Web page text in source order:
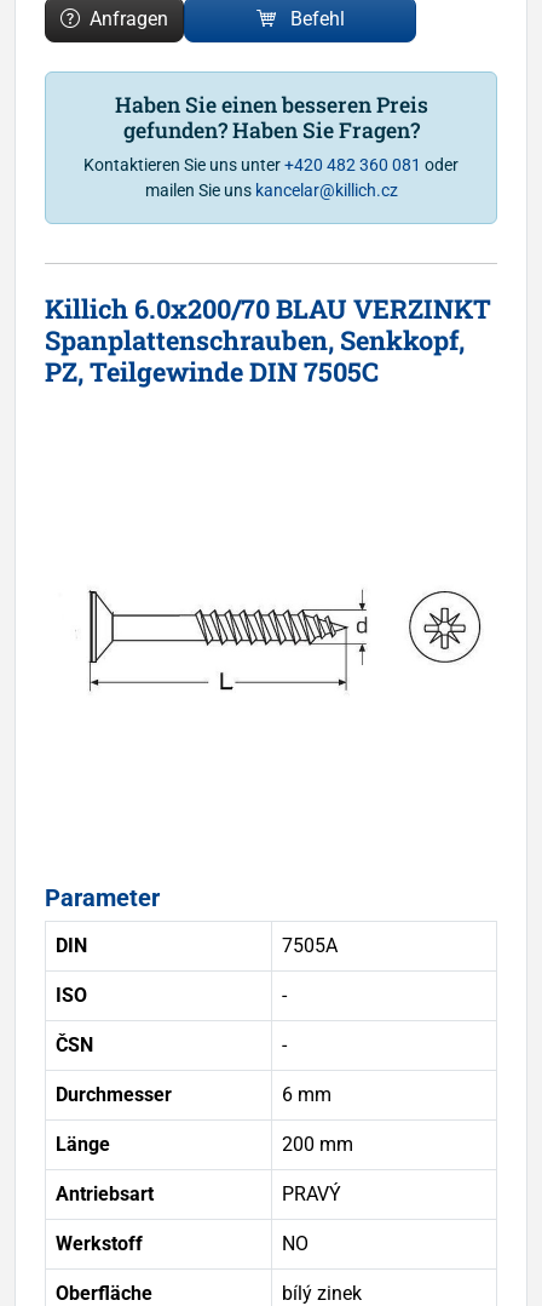
Anfragen Befehl
Haben Sie einen besseren Preis
gefunden? Haben Sie Fragen?
Kontaktieren Sie uns unter+420 482 360 081 oder
mailen Sie uns kancelar@killich.cz
Killich 6.0x200/70 BLAU VERZINKT
Spanplattenschrauben, Senkkopf,
PZ, Teilgewinde DIN 7505C
Parameter
DIN 7505A
ISO -
ČSN -
Durchmesser 6 mm
Länge 200 mm
Antriebsart PRAVÝ
Werkstoff NO
Oberfläche bílý zinek